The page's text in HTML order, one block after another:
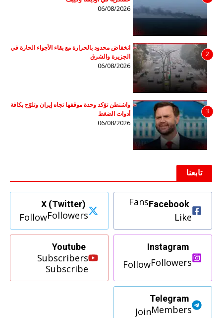
06/08/2026
2
انخفاض محدود بالحرارة مع بقاء الأجواء الحارة في
الجزيرة والشرق
06/08/2026
3
واشنطن تؤكد وحدة موقفها تجاه إيران وتلوّح بكافة
أدوات الضغط
06/08/2026
تابعنا
Facebook
Fans
Like
X (Twitter)
Followers
Follow
Instagram
Followers
Follow
Youtube
Subscribers
Subscribe
Telegram
Members
Join